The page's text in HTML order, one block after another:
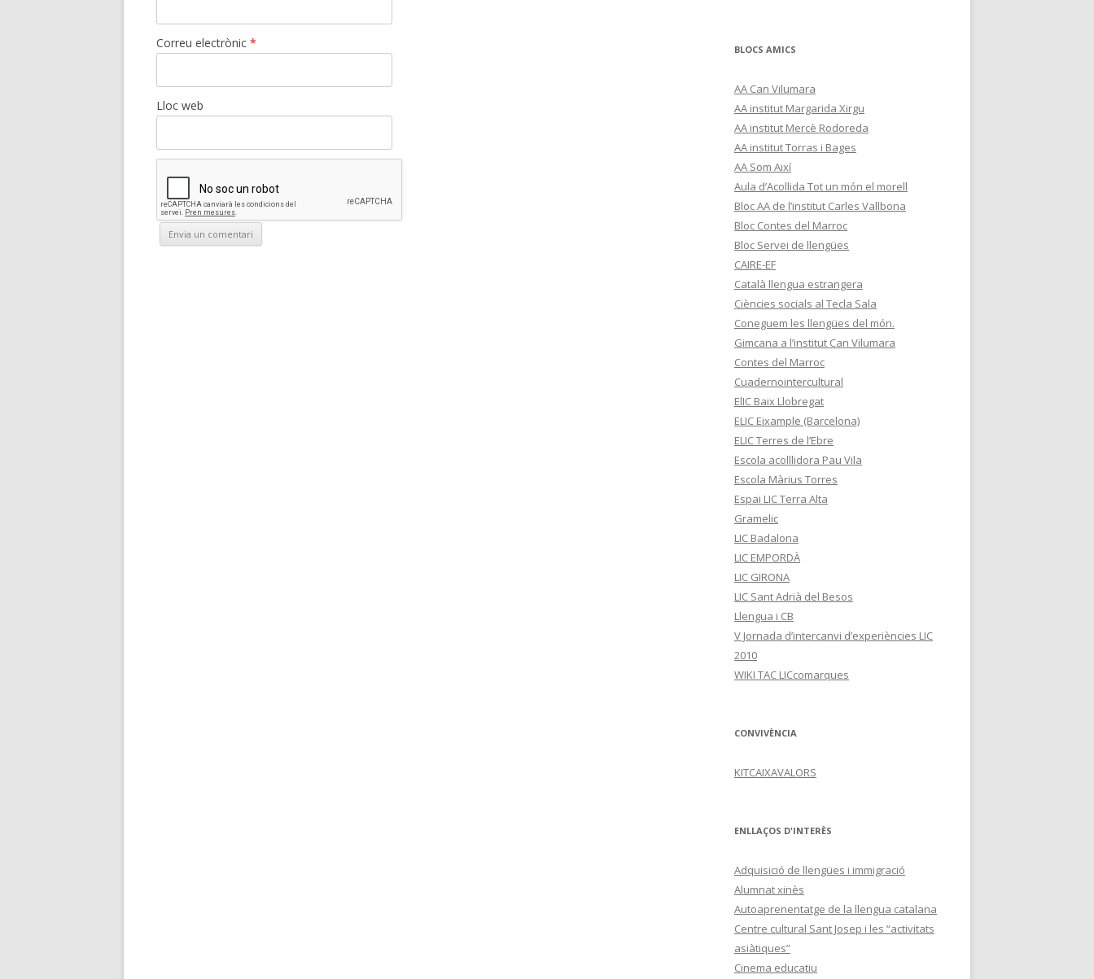
Correu electrònic *
Lloc web
BLOCS AMICS
AA Can Vilumara
AA institut Margarida Xirgu
AA institut Mercè Rodoreda
AA institut Torras i Bages
AA Som Així
Aula d’Acollida Tot un món el morell
Bloc AA de l’institut Carles Vallbona
Bloc Contes del Marroc
Bloc Servei de llengües
CAIRE-EF
Català llengua estrangera
Ciències socials al Tecla Sala
Coneguem les llengües del món.
Gimcana a l’institut Can Vilumara
Contes del Marroc
Cuadernointercultural
ElIC Baix Llobregat
ELIC Eixample (Barcelona)
ELIC Terres de l’Ebre
Escola acolllidora Pau Vila
Escola Màrius Torres
Espai LIC Terra Alta
Gramelic
LIC Badalona
LIC EMPORDÀ
LIC GIRONA
LIC Sant Adrià del Besos
Llengua i CB
V Jornada d’intercanvi d’experiències LIC
2010
WIKI TAC LICcomarques
CONVIVÈNCIA
KITCAIXAVALORS
ENLLAÇOS D'INTERÈS
Adquisició de llengües i immigració
Alumnat xinès
Autoaprenentatge de la llengua catalana
Centre cultural Sant Josep i les “activitats
asiàtiques”
Cinema educatiu